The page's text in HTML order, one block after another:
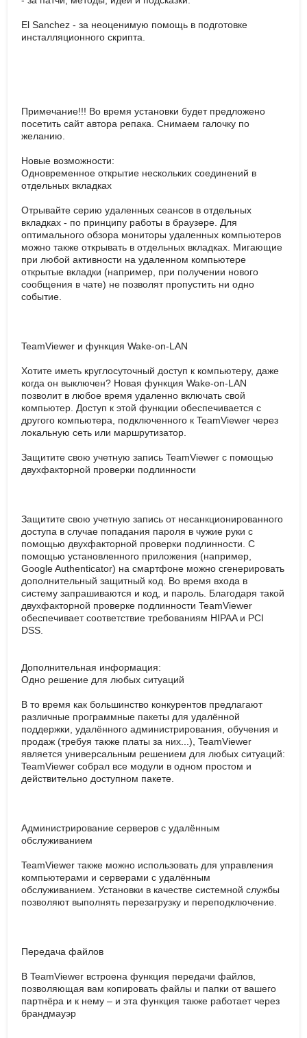
El Sanchez - за неоценимую помощь в подготовке
инсталляционного скрипта.
Примечание!!! Во время установки будет предложено
посетить сайт автора репака. Снимаем галочку по
желанию.
Новые возможности:
Одновременное открытие нескольких соединений в
отдельных вкладках
Отрывайте серию удаленных сеансов в отдельных
вкладках - по принципу работы в браузере. Для
оптимального обзора мониторы удаленных компьютеров
можно также открывать в отдельных вкладках. Мигающие
при любой активности на удаленном компьютере
открытые вкладки (например, при получении нового
сообщения в чате) не позволят пропустить ни одно
событие.
TeamViewer и функция Wake-on-LAN
Хотите иметь круглосуточный доступ к компьютеру, даже
когда он выключен? Новая функция Wake-on-LAN
позволит в любое время удаленно включать свой
компьютер. Доступ к этой функции обеспечивается с
другого компьютера, подключенного к TeamViewer через
локальную сеть или маршрутизатор.
Защитите свою учетную запись TeamViewer с помощью
двухфакторной проверки подлинности
Защитите свою учетную запись от несанкционированного
доступа в случае попадания пароля в чужие руки с
помощью двухфакторной проверки подлинности. С
помощью установленного приложения (например,
Google Authenticator) на смартфоне можно сгенерировать
дополнительный защитный код. Во время входа в
систему запрашиваются и код, и пароль. Благодаря такой
двухфакторной проверке подлинности TeamViewer
обеспечивает соответствие требованиям HIPAA и PCI
DSS.
Дополнительная информация:
Одно решение для любых ситуаций
В то время как большинство конкурентов предлагают
различные программные пакеты для удалённой
поддержки, удалённого администрирования, обучения и
продаж (требуя также платы за них...), TeamViewer
является универсальным решением для любых ситуаций:
TeamViewer собрал все модули в одном простом и
действительно доступном пакете.
Администрирование серверов с удалённым
обслуживанием
TeamViewer также можно использовать для управления
компьютерами и серверами с удалённым
обслуживанием. Установки в качестве системной службы
позволяют выполнять перезагрузку и переподключение.
Передача файлов
В TeamViewer встроена функция передачи файлов,
позволяющая вам копировать файлы и папки от вашего
партнёра и к нему – и эта функция также работает через
брандмауэр